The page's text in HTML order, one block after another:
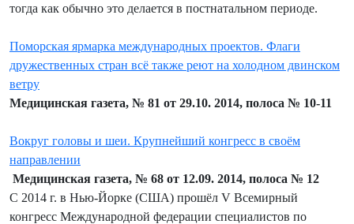
тогда как обычно это делается в постнатальном периоде.
Поморская ярмарка международных проектов. Флаги
дружественных стран всё также реют на холодном двинском
ветру
Медицинская газета, № 81 от 29.10. 2014, полоса № 10-11
Вокруг головы и шеи. Крупнейший конгресс в своём
направлении
Медицинская газета, № 68 от 12.09. 2014, полоса № 12
С 2014 г. в Нью-Йорке (США) прошёл V Всемирный
конгресс Международной федерации специалистов по